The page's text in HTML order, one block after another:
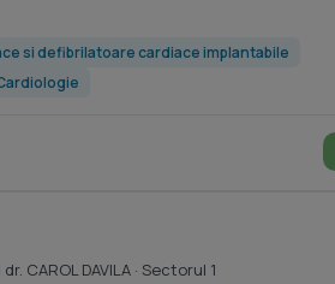
si defibrilatoare cardiace implantabile
CAROL DAVILA · Sectorul 1